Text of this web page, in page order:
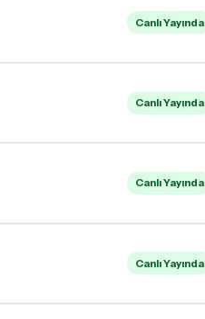
Canlı Yayında
Canlı Yayında
Canlı Yayında
Canlı Yayında